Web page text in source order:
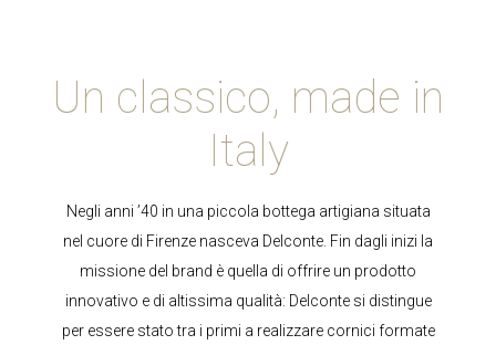
Un classico, made in
Italy
Negli anni ’40 in una piccola bottega artigiana situata
nel cuore di Firenze nasceva Delconte. Fin dagli inizi la
missione del brand è quella di offrire un prodotto
innovativo e di altissima qualità: Delconte si distingue
per essere stato tra i primi a realizzare cornici formate